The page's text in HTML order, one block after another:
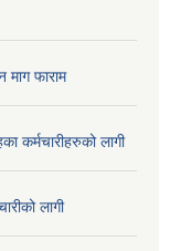
माग फाराम
कर्मचारीहरुको लागी
लागी